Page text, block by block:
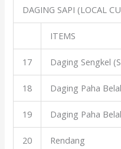
DAGING SAPI (LOCAL
ITEMS
17 Daging Sengkel
18 Daging Paha
19 Daging Paha
20 Rendang